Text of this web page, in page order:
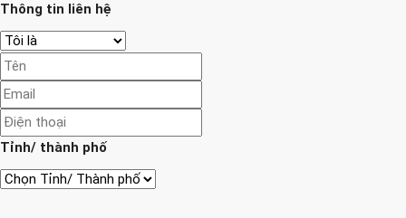
Thông tin liên hệ
Tỉnh/ thành phố